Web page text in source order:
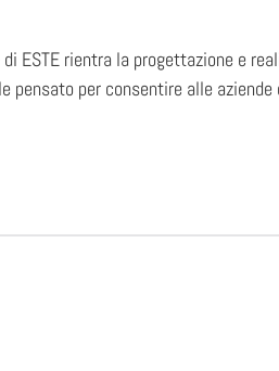
ESTE rientra la progettazione e
pensato per consentire alle